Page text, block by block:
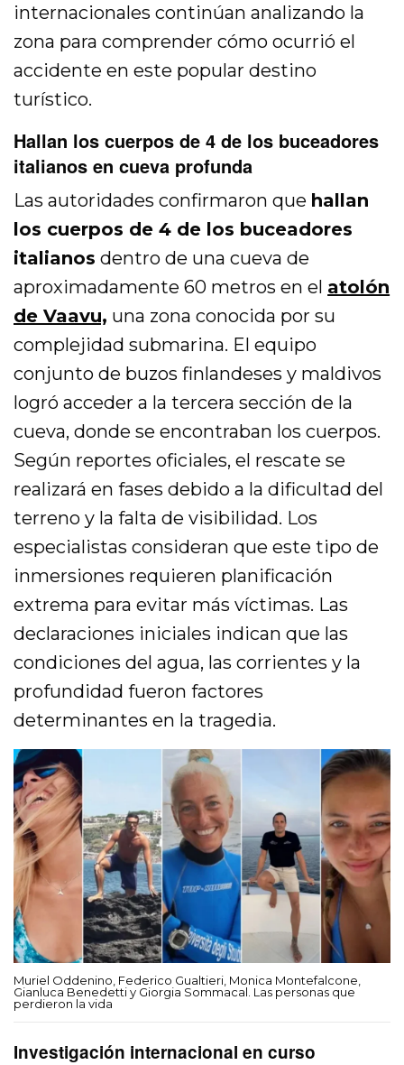
internacionales continúan analizando la
zona para comprender cómo ocurrió el
accidente en este popular destino
turístico.
Hallan los cuerpos de 4 de los buceadores
italianos en cueva profunda
Las autoridades confirmaron que hallan
los cuerpos de 4 de los buceadores
italianos dentro de una cueva de
aproximadamente 60 metros en el atolón
de Vaavu, una zona conocida por su
complejidad submarina. El equipo
conjunto de buzos finlandeses y maldivos
logró acceder a la tercera sección de la
cueva, donde se encontraban los cuerpos.
Según reportes oficiales, el rescate se
realizará en fases debido a la dificultad del
terreno y la falta de visibilidad. Los
especialistas consideran que este tipo de
inmersiones requieren planificación
extrema para evitar más víctimas. Las
declaraciones iniciales indican que las
condiciones del agua, las corrientes y la
profundidad fueron factores
determinantes en la tragedia.
Muriel Oddenino, Federico Gualtieri, Monica Montefalcone,
Gianluca Benedetti y Giorgia Sommacal. Las personas que
perdieron la vida
Investigación internacional en curso